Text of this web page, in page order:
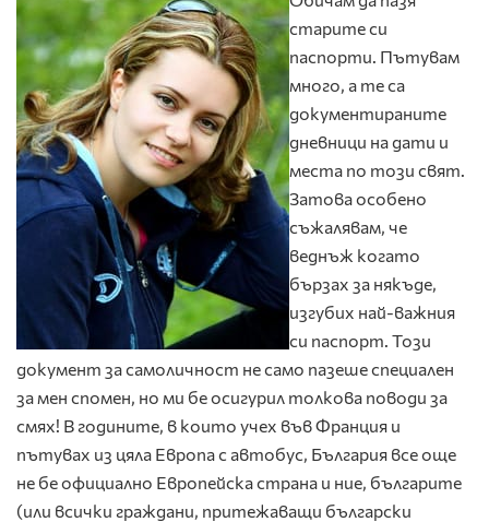
старите си
паспорти. Пътувам
много, а те са
документираните
дневници на дати и
места по този свят.
Затова особено
съжалявам, че
веднъж когато
бързах за някъде,
изгубих най-важния
си паспорт. Този
документ за самоличност не само пазеше специален
за мен спомен, но ми бе осигурил толкова поводи за
смях! В годините, в които учех във Франция и
пътувах из цяла Европа с автобус, България все още
не бе официално Европейска страна и ние, българите
(или всички граждани, притежаващи български